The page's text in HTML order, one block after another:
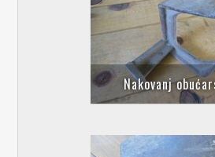
Nakovanj